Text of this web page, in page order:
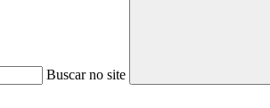
Buscar no site